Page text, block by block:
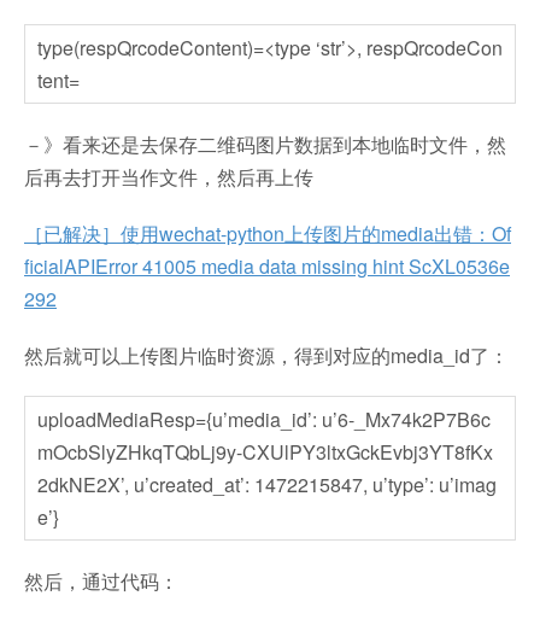
type(respQrcodeContent)=<type ‘str’>, respQrcodeCon
tent=
－》看来还是去保存二维码图片数据到本地临时文件，然
后再去打开当作文件，然后再上传
［已解决］使用wechat-python上传图片的media出错：Of
ficialAPIError 41005 media data missing hint ScXL0536e
292
然后就可以上传图片临时资源，得到对应的media_id了：
uploadMediaResp={u’media_id’: u’6-_Mx74k2P7B6c
mOcbSlyZHkqTQbLj9y-CXUlPY3ltxGckEvbj3YT8fKx
2dkNE2X’, u’created_at’: 1472215847, u’type’: u’imag
e’}
然后，通过代码：